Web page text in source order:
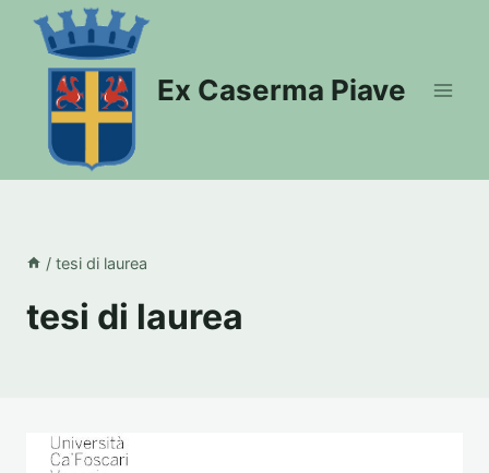
Salta
contenuto
Ex Caserma Piave
/ tesi di laurea
tesi di laurea